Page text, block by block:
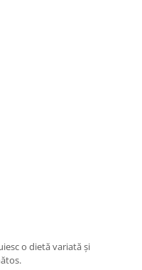
o dietă variată și